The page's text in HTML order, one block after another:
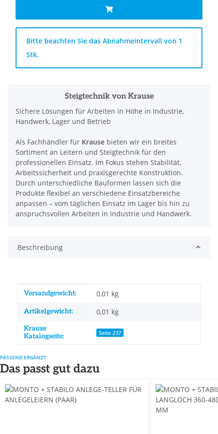
x
Bitte beachten Sie das Abnahmeintervall von 1
Stk.
Steigtechnik von Krause
Sichere Lösungen für Arbeiten in Höhe in Industrie,
Handwerk, Lager und Betrieb
Als Fachhändler für Krause bieten wir ein breites
Sortiment an Leitern und Steigtechnik für den
professionellen Einsatz. Im Fokus stehen Stabilität,
Arbeitssicherheit und praxisgerechte Konstruktion.
Durch unterschiedliche Bauformen lassen sich die
Produkte flexibel an verschiedene Einsatzbereiche
anpassen – vom täglichen Einsatz im Lager bis hin zu
anspruchsvollen Arbeiten in Industrie und Handwerk.
Beschreibung
Produkteigenschaft
Wert
Versandgewicht: 0,01 kg
Artikelgewicht: 0,01 kg
Krause
Katalogseite:
Seite 237
PASSEND ERGÄNZT
Das passt gut dazu